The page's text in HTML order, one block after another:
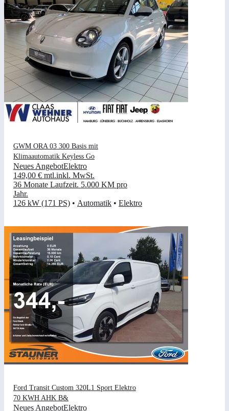
GWM ORA 03 300 Basis mit
Klimaautomatik Keyless Go
Neues AngebotElektro
149,00 € mtl.inkl. MwSt.
36 Monate Laufzeit. 5.000 KM pro
Jahr.
126 kW (171 PS) • Automatik • Elektro
Ford Transit Custom 320L1 Sport Elektro
70 KWH AHK B&
Neues AngebotElektro